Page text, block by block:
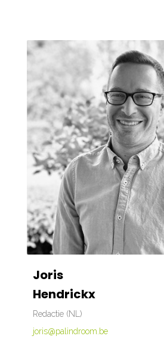
Joris
Hendrickx
Redactie (NL)
joris@palindroom.be